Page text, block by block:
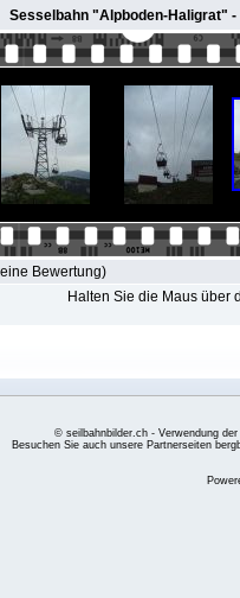
Sesselbahn "Alpboden-Haligrat"
Bewertung)
Halten Sie die Maus über
© seilbahnbilder.ch - Verwendung
Besuchen Sie auch unsere Partnerseiten